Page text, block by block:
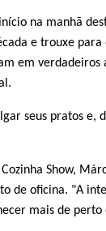
na manhã
e trouxe para
em verdadeiros
seus pratos e,
Show,
de oficina. "A
mais de